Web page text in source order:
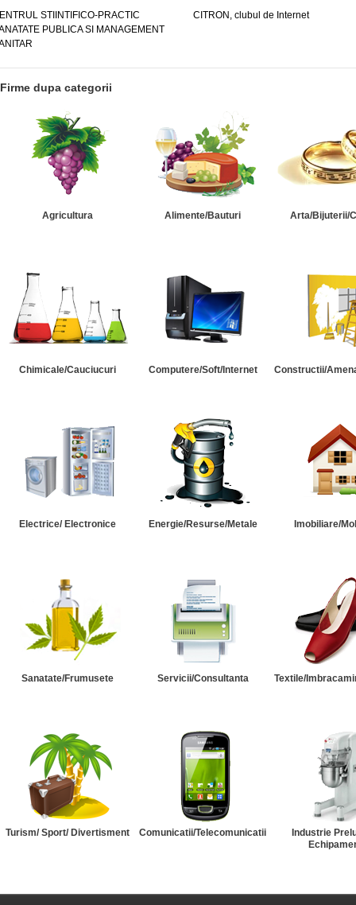
STIINTIFICO-PRACTIC
PUBLICA SI MANAGEMENT
CITRON, clubul de Internet
Firme dupa categorii
Agricultura Alimente/Bauturi Arta/Bijuterii/
Chimicale/Cauciucuri Computere/Soft/Internet Constructii/
Electrice/ Electronice Energie/Resurse/Metale Imobiliare/
Sanatate/Frumusete Servicii/Consultanta Textile/
Turism/ Sport/ Divertisment Comunicatii/Telecomunicatii
Industrie